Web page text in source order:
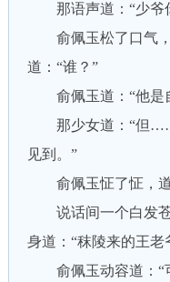
那语声道：“少爷
俞佩玉松了口气，
道：“谁？”
俞佩玉道：“他是
那少女道：“但……
见到。”
俞佩玉怔了怔，道
说话间一个白发苍
身道：“秣陵来的王
俞佩玉动容道：“可